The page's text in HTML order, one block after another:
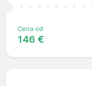
Cena od
146 €